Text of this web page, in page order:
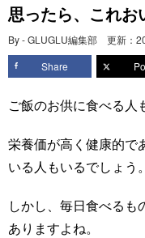
思ったら、これお
By - GLUGLU編集部 更新：
Share
ご飯のお供に食べる人
栄養価が高く健康的で
いる人もいるでしょう。
しかし、毎日食べるも
ありますよね。